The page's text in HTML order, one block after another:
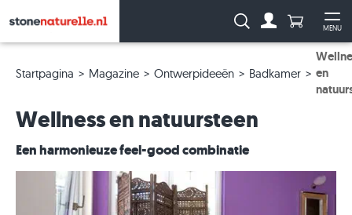
MENU
Zoeken: Aantal
Startpagina Magazine Ontwerpideeën Badkamer
en
Wellness en natuursteen
Een harmonieuze feel-good combinatie